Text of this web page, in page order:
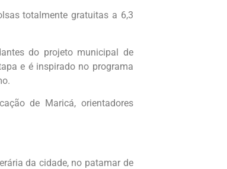
totalmente gratuitas a 6,3
do projeto municipal de
e é inspirado no programa
de Maricá, orientadores
da cidade, no patamar de